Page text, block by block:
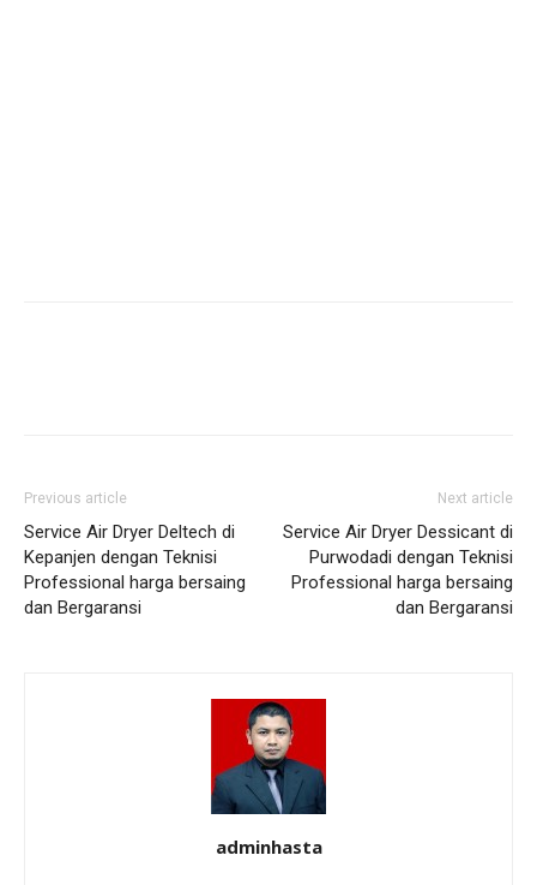
Previous article
Service Air Dryer Deltech di
Kepanjen dengan Teknisi
Professional harga bersaing
dan Bergaransi
Next article
Service Air Dryer Dessicant di
Purwodadi dengan Teknisi
Professional harga bersaing
dan Bergaransi
adminhasta